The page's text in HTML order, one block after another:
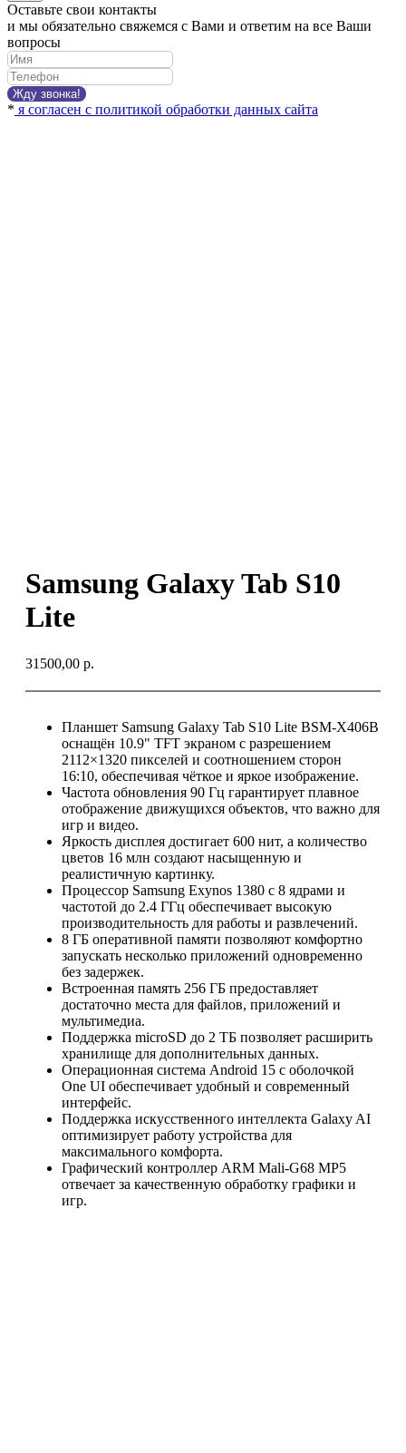
Оставьте свои контакты
и мы обязательно свяжемся с Вами и ответим на все Ваши
вопросы
Жду звонка!
* я согласен с политикой обработки данных сайта
Samsung Galaxy Tab S10
Lite
31500,00 р.
Планшет Samsung Galaxy Tab S10 Lite BSM-X406B
оснащён 10.9" TFT экраном с разрешением
2112×1320 пикселей и соотношением сторон
16:10, обеспечивая чёткое и яркое изображение.
Частота обновления 90 Гц гарантирует плавное
отображение движущихся объектов, что важно для
игр и видео.
Яркость дисплея достигает 600 нит, а количество
цветов 16 млн создают насыщенную и
реалистичную картинку.
Процессор Samsung Exynos 1380 с 8 ядрами и
частотой до 2.4 ГГц обеспечивает высокую
производительность для работы и развлечений.
8 ГБ оперативной памяти позволяют комфортно
запускать несколько приложений одновременно
без задержек.
Встроенная память 256 ГБ предоставляет
достаточно места для файлов, приложений и
мультимедиа.
Поддержка microSD до 2 ТБ позволяет расширить
хранилище для дополнительных данных.
Операционная система Android 15 с оболочкой
One UI обеспечивает удобный и современный
интерфейс.
Поддержка искусственного интеллекта Galaxy AI
оптимизирует работу устройства для
максимального комфорта.
Графический контроллер ARM Mali-G68 MP5
отвечает за качественную обработку графики и
игр.